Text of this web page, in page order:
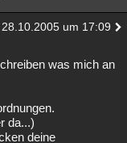
28.10.2005 um 17:09
was mich an
da...)
deine